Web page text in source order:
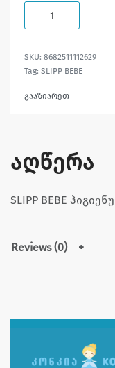
8682511112629
Tag: SLIPP BEBE
გააზიარეთ
აღწერა
SLIPP BEBE
Reviews (0)